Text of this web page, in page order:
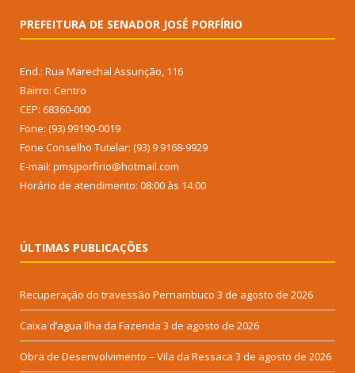
PREFEITURA DE SENADOR JOSÉ PORFÍRIO
End.: Rua Marechal Assunção, 116
Bairro: Centro
CEP: 68360-000
Fone: (93) 99190-0019
Fone Conselho Tutelar: (93) 9 9168-9929
E-mail: pmsjporfirio@hotmail.com
Horário de atendimento: 08:00 às 14:00
ÚLTIMAS PUBLICAÇÕES
Recuperação do travessão Pernambuco 3 de agosto de 2026
Caixa d’agua Ilha da Fazenda 3 de agosto de 2026
Obra de Desenvolvimento – Vila da Ressaca 3 de agosto de 2026